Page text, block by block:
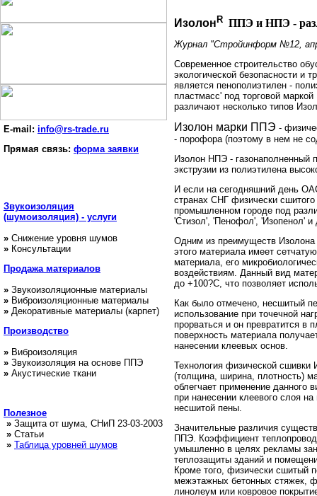
E-mail: info@rs-trade.ru
Прямая связь: форма заявки
Звукоизоляция
(шумоизоляция) - услуги
» Снижение уровня шумов
» Консультации
Продажаматериалов
» Звукоизоляционные материалы
» Виброизоляционные материалы
» Декоративные материалы (карпет)
Производство
» Виброизоляция
» Звукоизоляция на основе ППЭ
» Акустические ткани
Полезное
» Защита от шума, СНиП 23-03-2003
» Статьи
» Таблица уровней шумов
Изолон R ППЭ и НПЭ -
Журнал "Стройинформ №12,
Современное строительство
экологической безопасности и
является пенополиэтилен -
пластмасс' под торговой
различают несколько типов
Изолон марки ППЭ -
- порофора (поэтому в нем не
Изолон НПЭ - газонаполненный
экструзии из полиэтилена
И если на сегодняшний день
странах СНГ физически
промышленном городе под
'Стизол', 'Пенофол', 'Изопенол' и
Одним из преимуществ Изолона
этого материала имеет
материала, его
воздействиям. Данный вид
до +100?С, что позволяет
Как было отмечено, несшитый
использование при точечной
прорваться и он превратится в
поверхность материала
нанесении клеевых основ.
Технология физической сшивки
(толщина, ширина, плотность)
облегчает применение данного
при нанесении клеевого слоя
несшитой пены.
Значительные различия
ППЭ. Коэффициент
умышленно в целях рекламы
теплозащиты зданий и
Кроме того, физически сшитый
межэтажных бетонных стяжек,
линолеум или ковровое